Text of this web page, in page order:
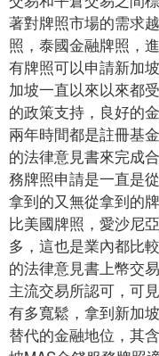
著對牌照市場的需求
照，泰國金融牌照，
有牌照可以申請新加
加坡一直以來以來都
的政策支持，良好的
兩年時間都是註冊基
的法律意見書來完成
務牌照申請是一直是
拿到的又無從拿到的
比美國牌照，愛沙尼
多，這也是業內都比
的法律意見書上幣交
主流交易所認可，可
有多寬鬆，拿到新加
替代的金融地位，其